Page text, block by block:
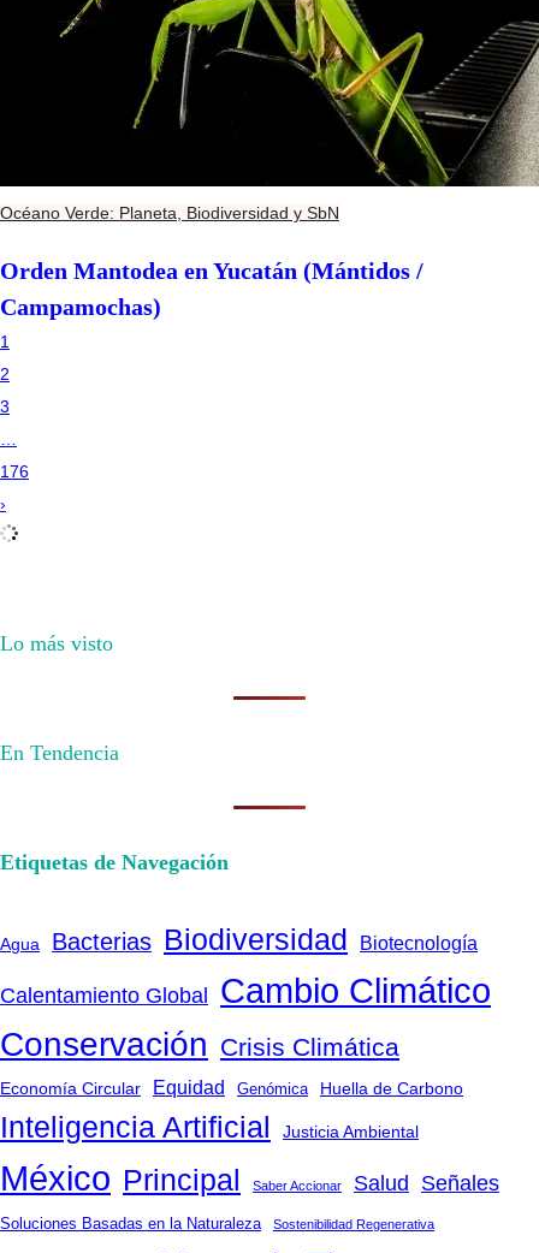
Océano Verde: Planeta, Biodiversidad y SbN
Orden Mantodea en Yucatán (Mántidos /
Campamochas)
1
2
3
176
›
Lo más visto
En Tendencia
Etiquetas de Navegación
Agua Bacterias Biodiversidad Biotecnología
Calentamiento Global Cambio Climático
Conservación Crisis Climática
Economía Circular Equidad Genómica Huella de Carbono
Inteligencia Artificial Justicia Ambiental
México Principal Saber Accionar Salud Señales
Soluciones Basadas en la Naturaleza Sostenibilidad Regenerativa